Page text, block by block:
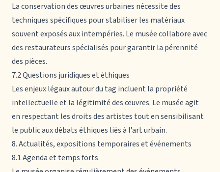
La conservation des œuvres urbaines nécessite des
techniques spécifiques pour stabiliser les matériaux
souvent exposés aux intempéries. Le musée collabore avec
des restaurateurs spécialisés pour garantir la pérennité
des pièces.
7.2 Questions juridiques et éthiques
Les enjeux légaux autour du tag incluent la propriété
intellectuelle et la légitimité des œuvres. Le musée agit
en respectant les droits des artistes tout en sensibilisant
le public aux débats éthiques liés à l’art urbain.
8. Actualités, expositions temporaires et événements
8.1 Agenda et temps forts